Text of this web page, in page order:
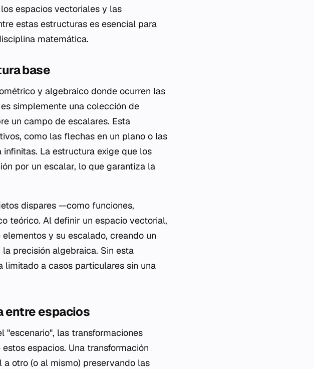
espacios vectoriales y las
estas estructuras es esencial para
matemática.
base
y algebraico donde ocurren las
simplemente una colección de
un campo de escalares. Esta
como las flechas en un plano o las
La estructura exige que los
por un escalar, lo que garantiza la
dispares —como funciones,
teórico. Al definir un espacio vectorial,
y su escalado, creando un
precisión algebraica. Sin esta
a casos particulares sin una
entre espacios
"escenario", las transformaciones
espacios. Una transformación
otro (o al mismo) preservando las